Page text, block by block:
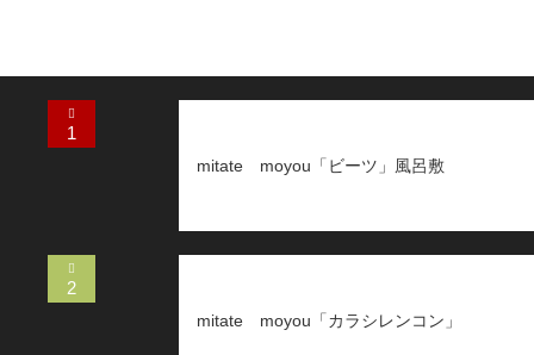
1
mitate moyou「ビーツ」風呂敷
2
mitate moyou「カラシレンコン」